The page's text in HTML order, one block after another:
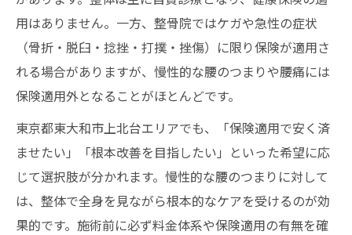
用はありません。一方、整骨院ではケガや急性の症状
（骨折・脱臼・捻挫・打撲・挫傷）に限り保険が適用さ
れる場合がありますが、慢性的な腰のつまりや腰痛には
保険適用外となることがほとんどです。
東京都東大和市上北台エリアでも、「保険適用で安く済
ませたい」「根本改善を目指したい」といった希望に応
じて選択肢が分かれます。慢性的な腰のつまりに対して
は、整体で全身を見ながら根本的なケアを受けるのが効
果的です。施術前に必ず料金体系や保険適用の有無を確